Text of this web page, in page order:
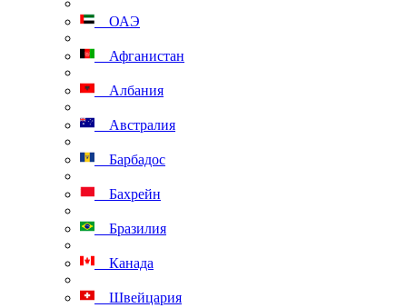
ОАЭ
Афганистан
Албания
Австралия
Барбадос
Бахрейн
Бразилия
Канада
Швейцария